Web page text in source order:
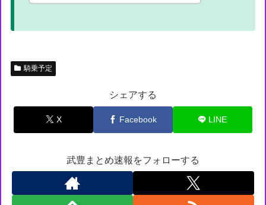
騎乗予定
シェアする
X Facebook LINE
武豊まとめ速報をフォローする